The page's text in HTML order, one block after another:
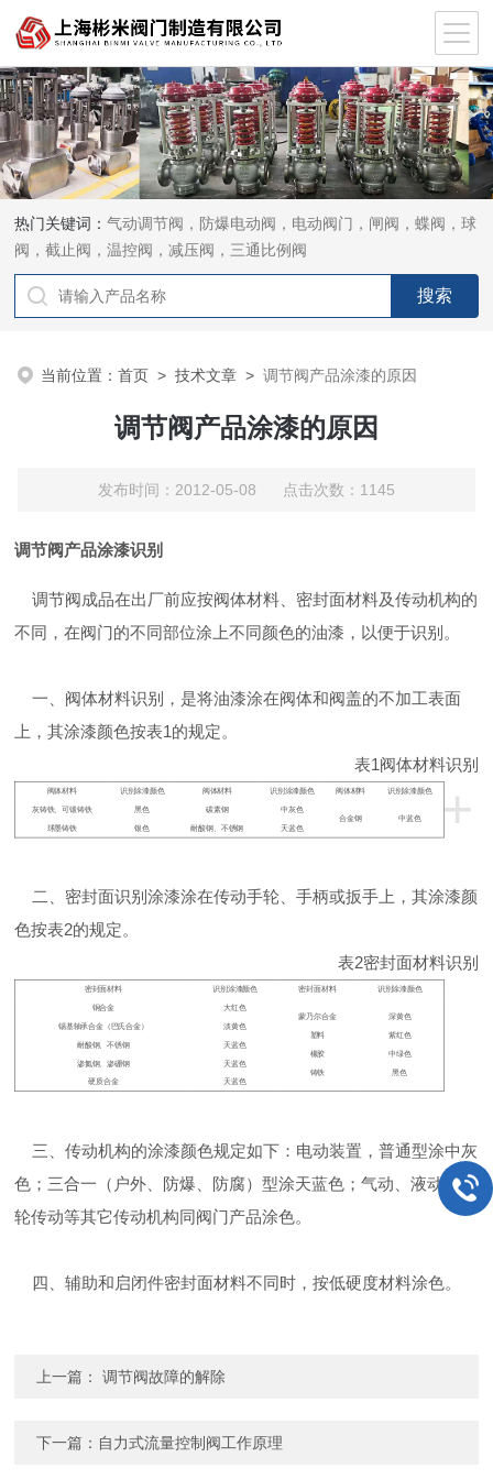
热门关键词：气动调节阀，防爆电动阀，电动阀门，闸阀，蝶阀，球
阀，截止阀，温控阀，减压阀，三通比例阀
当前位置：首页 >技术文章 >调节阀产品涂漆的原因
调节阀产品涂漆的原因
发布时间：2012-05-08 点击次数：1145
调节阀产品涂漆识别
调节阀成品在出厂前应按阀体材料、密封面材料及传动机构的
不同，在阀门的不同部位涂上不同颜色的油漆，以便于识别。
一、阀体材料识别，是将油漆涂在阀体和阀盖的不加工表面
上，其涂漆颜色按表1的规定。
表1阀体材料识别
+
阀体材料 识别涂漆颜色 阀体材料 识别涂漆颜色 阀体材料 识别涂漆颜色
灰铸铁、可锻铸铁
球墨铸铁
黑色
银色
碳素钢
耐酸钢、不锈钢
中灰色
天蓝色
合金钢 中蓝色
二、密封面识别涂漆涂在传动手轮、手柄或扳手上，其涂漆颜
色按表2的规定。
表2密封面材料识别
密封面材料 识别涂漆颜色 密封面材料 识别涂漆颜色
铜合金
锡基轴承合金（巴氏合金）
耐酸钢、不锈钢
渗氮钢、渗硼钢
硬质合金
大红色
淡黄色
天蓝色
天蓝色
天蓝色
蒙乃尔合金
塑料
橡胶
铸铁
深黄色
紫红色
中绿色
黑色
三、传动机构的涂漆颜色规定如下：电动装置，普通型涂中灰
色；三合一（户外、防爆、防腐）型涂天蓝色；气动、液动、齿
轮传动等其它传动机构同阀门产品涂色。
四、辅助和启闭件密封面材料不同时，按低硬度材料涂色。
上一篇：调节阀故障的解除
下一篇： 自力式流量控制阀工作原理